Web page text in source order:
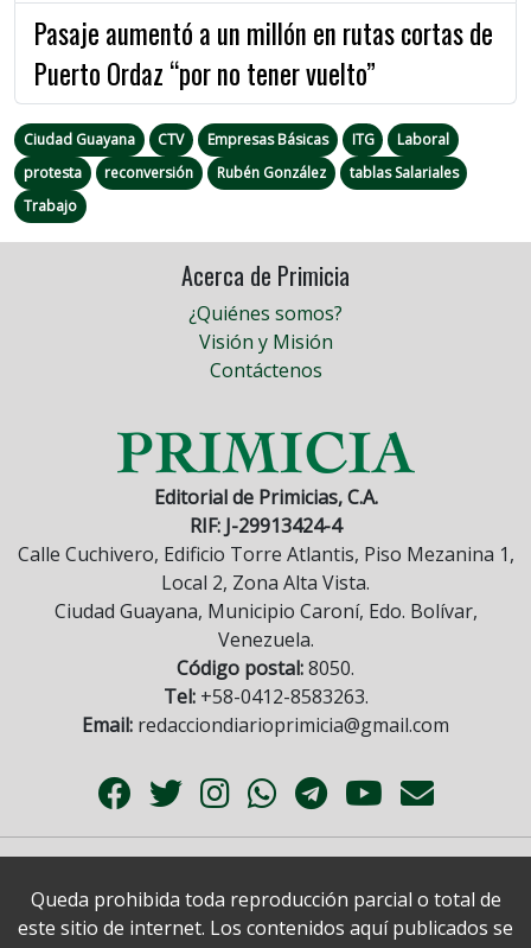
Pasaje aumentó a un millón en rutas cortas de
Puerto Ordaz “por no tener vuelto”
Ciudad Guayana CTV Empresas Básicas ITG
Laboral
protesta
reconversión Rubén González
tablas Salariales
Trabajo
Acerca de Primicia
¿Quiénes somos?
Visión y Misión
Contáctenos
Editorial de Primicias, C.A.
RIF: J-29913424-4
Calle Cuchivero, Edificio Torre Atlantis, Piso Mezanina 1,
Local 2, Zona Alta Vista.
Ciudad Guayana, Municipio Caroní, Edo. Bolívar,
Venezuela.
Código postal:8050.
Tel:+58-0412-8583263.
Email: redacciondiarioprimicia@gmail.com
Queda prohibida toda reproducción parcial o total de
este sitio de internet. Los contenidos aquí publicados se